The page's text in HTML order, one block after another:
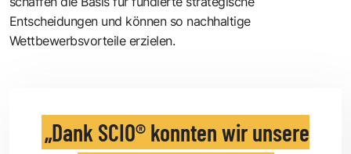
Entscheidungen und können so nachhaltige
Wettbewerbsvorteile erzielen.
Dank SCIO® konnten wir unsere